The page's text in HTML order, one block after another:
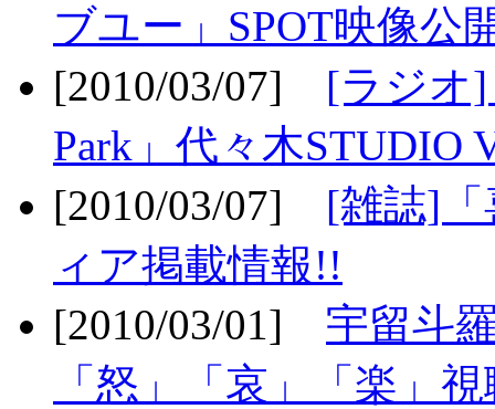
ブユー」SPOT映像公
[2010/03/07] [ラジオ]
Park」代々木STUDIO
[2010/03/07] [雑誌]「
ィア掲載情報!!
[2010/03/01] 宇留斗
「怒」「哀」「楽」